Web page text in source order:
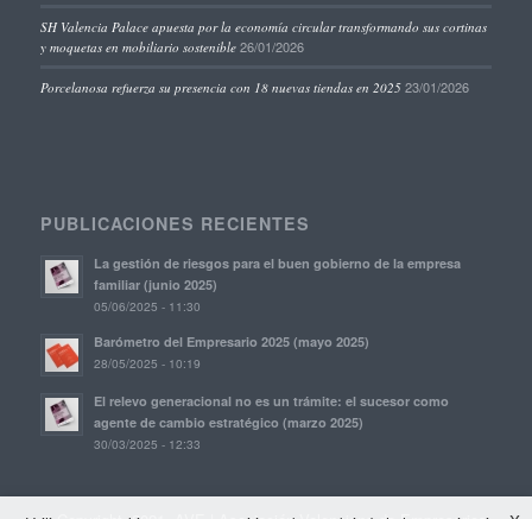
SH Valencia Palace apuesta por la economía circular transformando sus cortinas
y moquetas en mobiliario sostenible 26/01/2026
Porcelanosa refuerza su presencia con 18 nuevas tiendas en 2025 23/01/2026
PUBLICACIONES RECIENTES
La gestión de riesgos para el buen gobierno de la empresa
familiar (junio 2025)
05/06/2025 - 11:30
Barómetro del Empresario 2025 (mayo 2025)
28/05/2025 - 10:19
El relevo generacional no es un trámite: el sucesor como
agente de cambio estratégico (marzo 2025)
30/03/2025 - 12:33